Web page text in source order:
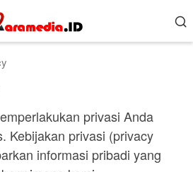
privasi Anda
Kebijakan privasi (privacy
informasi pribadi yang